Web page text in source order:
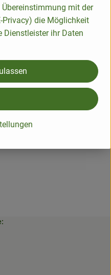
mit der
Privacy) die Möglichkeit
Dienstleister ihr Daten